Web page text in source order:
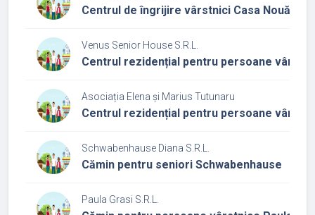
Centrul de îngrijire vârstnici Casa Nouă
Venus Senior House S.R.L.
Centrul rezidențial pentru persoane
Asociația Elena și Marius Tutunaru
Centrul rezidențial pentru persoane
Schwabenhause Diana S.R.L.
Cămin pentru seniori Schwabenhause
Paula Grasi S.R.L.